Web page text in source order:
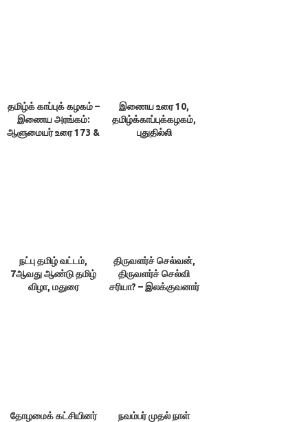
தமிழ்க் காப்புக் கழகம் –
இணைய அரங்கம்:
ஆளுமையர் உரை 173 &
இணைய உரை 10,
தமிழ்க்காப்புக்கழகம்,
புதுதில்லி
நட்பு தமிழ் வட்டம்,
7ஆவது ஆண்டு தமிழ்
விழா, மதுரை
திருவளர்ச் செல்வன்,
திருவளர்ச் செல்வி
சரியா? – இலக்குவனார்
தோழமைக் கட்சியினர்
நவம்பர் முதல் நாள்